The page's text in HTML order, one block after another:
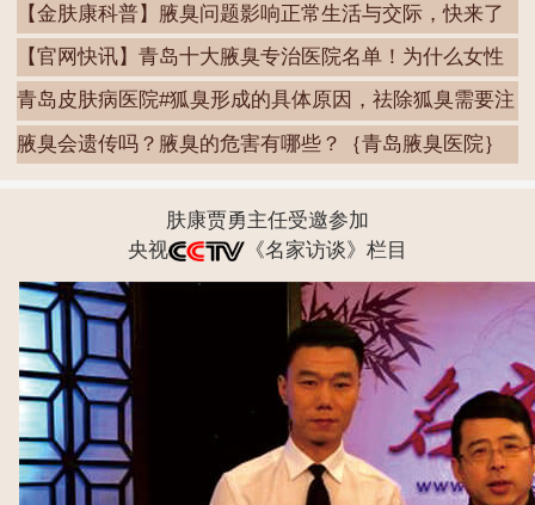
【金肤康科普】腋臭问题影响正常生活与交际，快来了
解
【官网快讯】青岛十大腋臭专治医院名单！为什么女性
容
青岛皮肤病医院#狐臭形成的具体原因，祛除狐臭需要注
腋臭会遗传吗？腋臭的危害有哪些？｛青岛腋臭医院｝
肤康贾勇主任受邀参加
央视
《名家访谈》栏目